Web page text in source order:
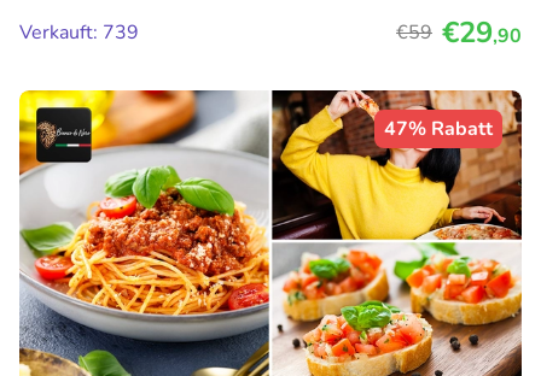
Verkauft: 739
€59 €29,90
47% Rabatt